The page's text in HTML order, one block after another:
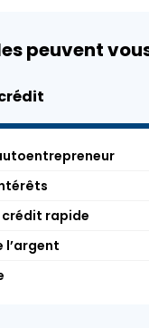
peuvent
crédit rapide
l’argent